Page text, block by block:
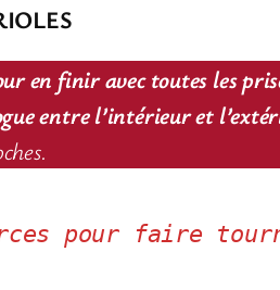
en finir avec toutes les
entre l’intérieur et
pour faire